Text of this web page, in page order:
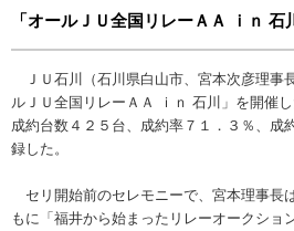
「オールＪＵ全国リレーＡＡ ｉｎ 石
ＪＵ石川（石川県白山市、宮本次彦理事
ルＪＵ全国リレーＡＡ ｉｎ 石川」を開催
成約台数４２５台、成約率７１．３％、成
録した。
セリ開始前のセレモニーで、宮本理事長
もに「福井から始まったリレーオークショ